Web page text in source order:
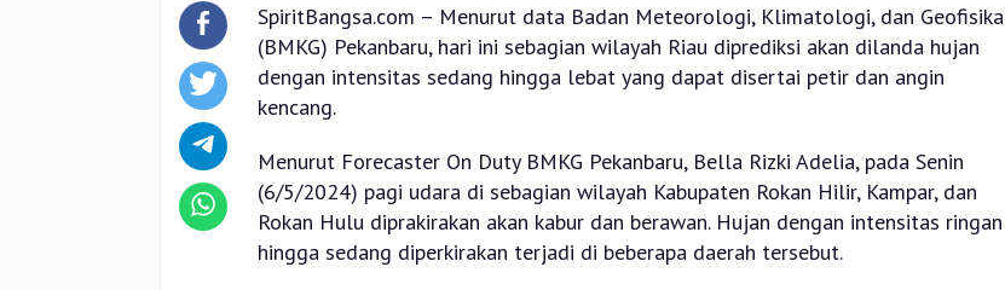
SpiritBangsa.com – Menurut data Badan Meteorologi, Klimatologi, dan Geofisika
(BMKG) Pekanbaru, hari ini sebagian wilayah Riau diprediksi akan dilanda hujan
dengan intensitas sedang hingga lebat yang dapat disertai petir dan angin
kencang.
Menurut Forecaster On Duty BMKG Pekanbaru, Bella Rizki Adelia, pada Senin
(6/5/2024) pagi udara di sebagian wilayah Kabupaten Rokan Hilir, Kampar, dan
Rokan Hulu diprakirakan akan kabur dan berawan. Hujan dengan intensitas ringan
hingga sedang diperkirakan terjadi di beberapa daerah tersebut.